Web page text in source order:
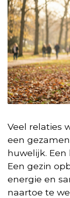
Veel relaties
een
huwelijk. Een
Een gezin
energie en
naartoe te